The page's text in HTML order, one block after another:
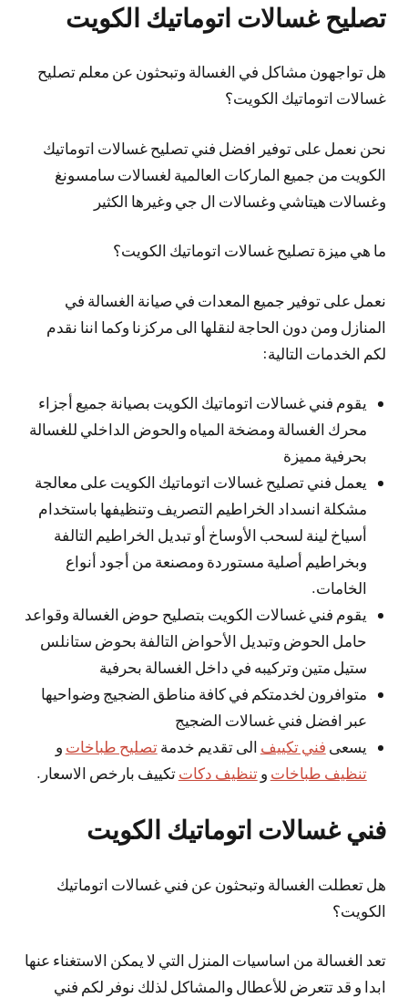
تصليح غسالات اتوماتيك الكويت
هل تواجهون مشاكل في الغسالة وتبحثون عن معلم تصليح
غسالات اتوماتيك الكويت؟
نحن نعمل على توفير افضل فني تصليح غسالات اتوماتيك
الكويت من جميع الماركات العالمية لغسالات سامسونغ
وغسالات هيتاشي وغسالات ال جي وغيرها الكثير
ما هي ميزة تصليح غسالات اتوماتيك الكويت؟
نعمل على توفير جميع المعدات في صيانة الغسالة في
المنازل ومن دون الحاجة لنقلها الى مركزنا وكما اننا نقدم
لكم الخدمات التالية:
يقوم فني غسالات اتوماتيك الكويت بصيانة جميع أجزاء
محرك الغسالة ومضخة المياه والحوض الداخلي للغسالة
بحرفية مميزة
يعمل فني تصليح غسالات اتوماتيك الكويت على معالجة
مشكلة انسداد الخراطيم التصريف وتنظيفها باستخدام
أسياخ لينة لسحب الأوساخ أو تبديل الخراطيم التالفة
وبخراطيم أصلية مستوردة ومصنعة من أجود أنواع
الخامات.
يقوم فني غسالات الكويت بتصليح حوض الغسالة وقواعد
حامل الحوض وتبديل الأحواض التالفة بحوض ستانلس
ستيل متين وتركيبه في داخل الغسالة بحرفية
متوافرون لخدمتكم في كافة مناطق الضجيج وضواحيها
عبر افضل فني غسالات الضجيج
يسعى فني تكييف الى تقديم خدمةتصليح طباخات و
تنظيف طباخات وتنظيف دكات تكييف بارخص الاسعار.
فني غسالات اتوماتيك الكويت
هل تعطلت الغسالة وتبحثون عن فني غسالات اتوماتيك
الكويت؟
تعد الغسالة من اساسيات المنزل التي لا يمكن الاستغناء عنها
ابدا و قد تتعرض للأعطال والمشاكل لذلك نوفر لكم فني